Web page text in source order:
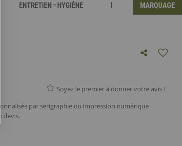
ENTRETIEN ▫ HYGIÈNE MARQUAGE
Soyez le premier à donner votre avis !
par sérigraphie ou impression numérique
devis.